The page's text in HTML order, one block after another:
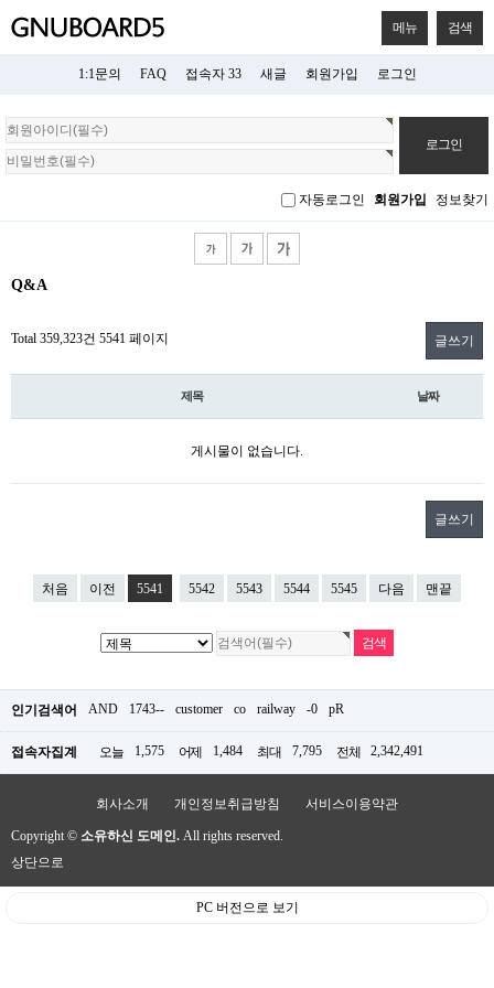
메뉴 검색
1:1문의 FAQ 접속자 33 새글 회원가입 로그인
회
원
로
자동로그인 회원가입 정보찾기
Q&A
Total 359,323건 5541 페이지 글쓰기
제목 날짜
게시물이 없습니다.
글쓰기
처음 이전 5541 5542 5543 5544 5545 다음 맨끝
인기검색어 AND 1743-- customer co railway -0 pR
접속자집계 오늘 1,575 어제 1,484 최대 7,795 전체 2,342,491
회사소개 개인정보취급방침 서비스이용약관
Copyright © 소유하신 도메인. All rights reserved.
상단으로
PC 버전으로 보기